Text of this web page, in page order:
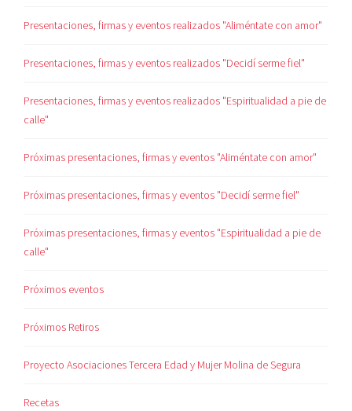
Presentaciones, firmas y eventos realizados "Aliméntate con amor"
Presentaciones, firmas y eventos realizados "Decidí serme fiel"
Presentaciones, firmas y eventos realizados "Espiritualidad a pie de
calle"
Próximas presentaciones, firmas y eventos "Aliméntate con amor"
Próximas presentaciones, firmas y eventos "Decidí serme fiel"
Próximas presentaciones, firmas y eventos "Espiritualidad a pie de
calle"
Próximos eventos
Próximos Retiros
Proyecto Asociaciones Tercera Edad y Mujer Molina de Segura
Recetas